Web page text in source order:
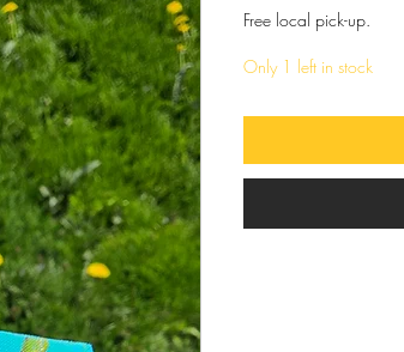
Free local pick-up.
Only 1 left in stock